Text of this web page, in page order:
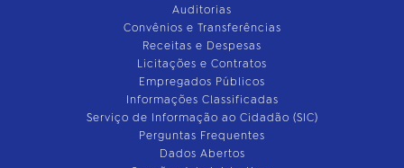
Auditorias
Convênios e Transferências
Receitas e Despesas
Licitações e Contratos
Empregados Públicos
Informações Classificadas
Serviço de Informação ao Cidadão (SIC)
Perguntas Frequentes
Dados Abertos